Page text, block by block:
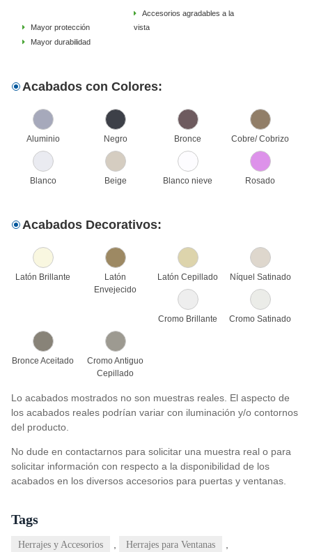
Mayor protección
Accesorios agradables a la
vista
Mayor durabilidad
Acabados con Colores:
Aluminio Negro Bronce Cobre/ Cobrizo
Blanco Beige Blanco nieve Rosado
Acabados Decorativos:
Latón Brillante
Latón
Envejecido
Latón Cepillado Níquel Satinado
Cromo Brillante Cromo Satinado
Bronce Aceitado
Cromo Antiguo
Cepillado
Lo acabados mostrados no son muestras reales. El aspecto de
los acabados reales podrían variar con iluminación y/o contornos
del producto.
No dude en contactarnos para solicitar una muestra real o para
solicitar información con respecto a la disponibilidad de los
acabados en los diversos accesorios para puertas y ventanas.
Tags
Herrajes y Accesorios Herrajes para Ventanas